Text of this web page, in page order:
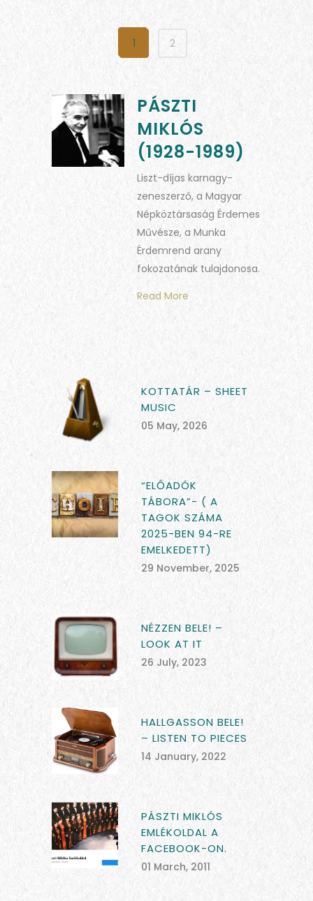
1 2
PÁSZTI
MIKLÓS
(1928-1989)
Liszt-díjas karnagy-
zeneszerző, a Magyar
Népköztársaság Érdemes
Művésze, a Munka
Érdemrend arany
fokozatának tulajdonosa.
Read More
KOTTATÁR – SHEET
MUSIC
05 May, 2026
“ELŐADÓK
TÁBORA”- ( A
TAGOK SZÁMA
2025-BEN 94-RE
EMELKEDETT)
29 November, 2025
NÉZZEN BELE! –
LOOK AT IT
26 July, 2023
HALLGASSON BELE!
– LISTEN TO PIECES
14 January, 2022
PÁSZTI MIKLÓS
EMLÉKOLDAL A
FACEBOOK-ON.
01 March, 2011